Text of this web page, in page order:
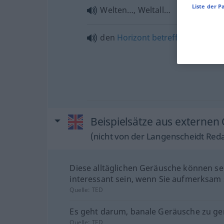
Welten…, Weltall…
den Horizont betreffend
Beispielsätze aus
(nicht von der Langenscheidt
Diese alltäglichen Geräusche können
interessant sein, wenn Sie aufmerksam
Quelle: TED
Es geht darum, banale Geräusche zu
Quelle: TED
Liste der